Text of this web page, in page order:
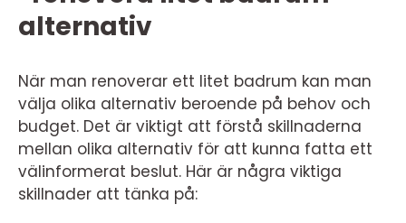
alternativ
När man renoverar ett litet badrum kan man
välja olika alternativ beroende på behov och
budget. Det är viktigt att förstå skillnaderna
mellan olika alternativ för att kunna fatta ett
välinformerat beslut. Här är några viktiga
skillnader att tänka på: